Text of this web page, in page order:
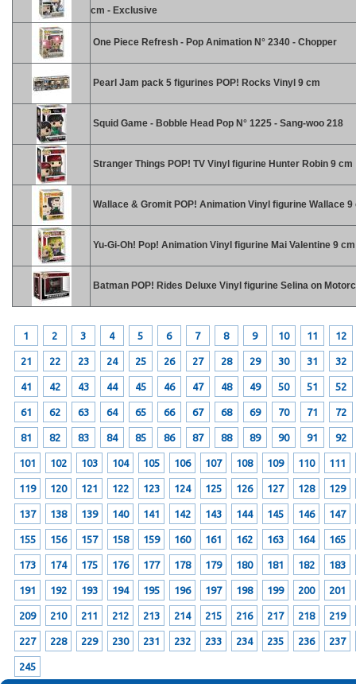
cm - Exclusive
One Piece Refresh - Pop Animation N° 2340 - Chopper
Pearl Jam pack 5 figurines POP! Rocks Vinyl 9 cm
Squid Game - Bobble Head Pop N° 1225 - Sang-woo 218
Stranger Things POP! TV Vinyl figurine Hunter Robin 9 cm
Wallace & Gromit POP! Animation Vinyl figurine Wallace 9
Yu-Gi-Oh! Pop! Animation Vinyl figurine Mai Valentine 9 cm
Batman POP! Rides Deluxe Vinyl figurine Selina on
1 2 3 4 5 6 7 8 9 10 11 12
21 22 23 24 25 26 27 28 29 30 31 32
41 42 43 44 45 46 47 48 49 50 51 52
61 62 63 64 65 66 67 68 69 70 71 72
81 82 83 84 85 86 87 88 89 90 91 92
101 102 103 104 105 106 107 108 109 110 111
119 120 121 122 123 124 125 126 127 128 129
137 138 139 140 141 142 143 144 145 146 147
155 156 157 158 159 160 161 162 163 164 165
173 174 175 176 177 178 179 180 181 182 183
191 192 193 194 195 196 197 198 199 200 201
209 210 211 212 213 214 215 216 217 218 219
227 228 229 230 231 232 233 234 235 236 237
245